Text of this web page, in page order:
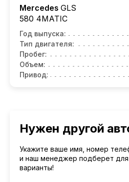
Mercedes GLS
580 4MATIC
Год выпуска:
Тип двигателя:
Пробег:
Объем:
Привод:
Нужен другой
Укажите ваше имя, номер
и наш менеджер подберет для
варианты!